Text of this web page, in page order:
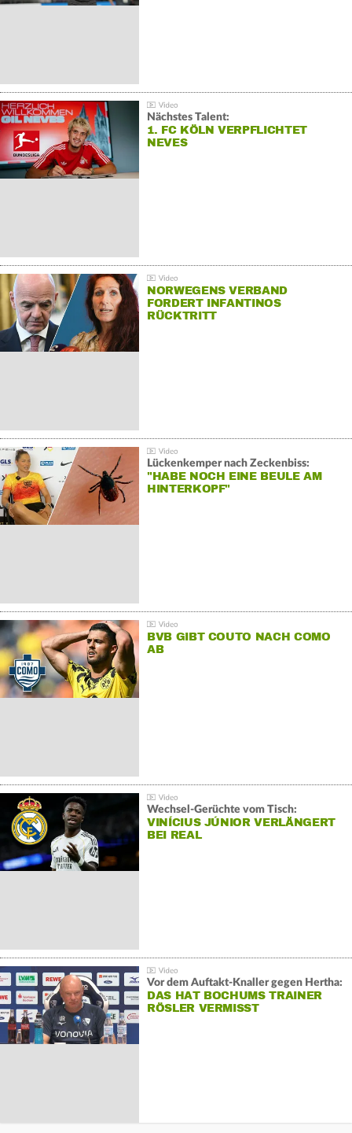
Nächstes Talent:
1. FC KÖLN VERPFLICHTET
NEVES
NORWEGENS VERBAND
FORDERT INFANTINOS
RÜCKTRITT
Lückenkemper nach Zeckenbiss:
"HABE NOCH EINE BEULE AM
HINTERKOPF"
BVB GIBT COUTO NACH COMO
AB
Wechsel-Gerüchte vom Tisch:
VINÍCIUS JÚNIOR VERLÄNGERT
BEI REAL
Vor dem Auftakt-Knaller gegen Hertha:
DAS HAT BOCHUMS TRAINER
RÖSLER VERMISST